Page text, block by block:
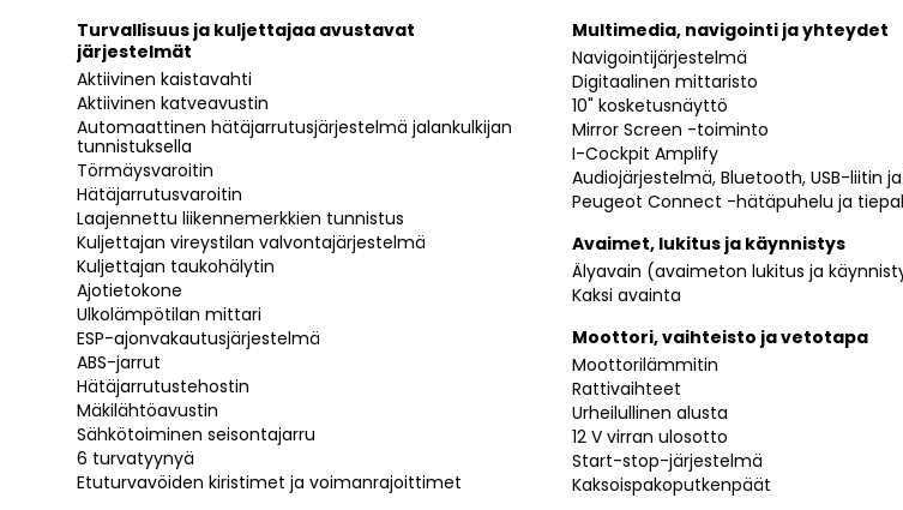
Turvallisuus ja kuljettajaa avustavat
järjestelmät
Aktiivinen kaistavahti
Aktiivinen katveavustin
Automaattinen hätäjarrutusjärjestelmä jalankulkijan
tunnistuksella
Törmäysvaroitin
Hätäjarrutusvaroitin
Laajennettu liikennemerkkien tunnistus
Kuljettajan vireystilan valvontajärjestelmä
Kuljettajan taukohälytin
Ajotietokone
Ulkolämpötilan mittari
ESP-ajonvakautusjärjestelmä
ABS-jarrut
Hätäjarrutustehostin
Mäkilähtöavustin
Sähkötoiminen seisontajarru
6 turvatyynyä
Etuturvavöiden kiristimet ja voimanrajoittimet
Multimedia, navigointi ja yhteydet
Navigointijärjestelmä
Digitaalinen mittaristo
10" kosketusnäyttö
Mirror Screen -toiminto
I-Cockpit Amplify
Audiojärjestelmä, Bluetooth, USB-liitin
Peugeot Connect -hätäpuhelu ja
Avaimet, lukitus ja käynnistys
Älyavain (avaimeton lukitus ja
Kaksi avainta
Moottori, vaihteisto ja vetotapa
Moottorilämmitin
Rattivaihteet
Urheilullinen alusta
12 V virran ulosotto
Start-stop-järjestelmä
Kaksoispakoputkenpäät